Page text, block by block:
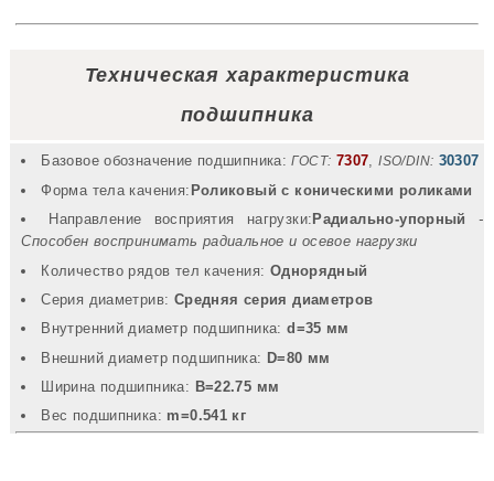
Техническая характеристика
подшипника
Базовое обозначение подшипника: ГОСТ: 7307,ISO/DIN: 30307
Форма тела качения: Роликовый с коническими роликами
Направление восприятия нагрузки: Радиально-упорный
-
Способен воспринимать радиальное и осевое нагрузки
Количество рядов тел качения: Однорядный
Серия диаметрив: Средняя серия диаметров
Внутренний диаметр подшипника:d=35 мм
Внешний диаметр подшипника: D=80 мм
Ширина подшипника: B=22.75 мм
Вec подшипника: m=0.541 кг